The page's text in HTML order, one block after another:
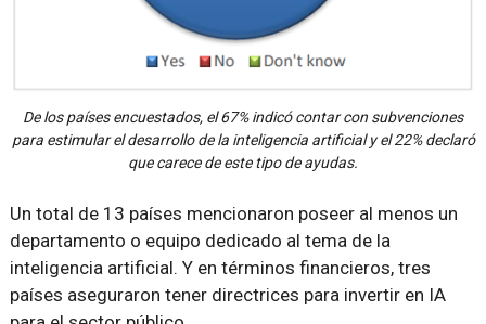
De los países encuestados, el 67% indicó contar con subvenciones
para estimular el desarrollo de la inteligencia artificial y el 22% declaró
que carece de este tipo de ayudas.
Un total de 13 países mencionaron poseer al menos un
departamento o equipo dedicado al tema de la
inteligencia artificial. Y en términos financieros, tres
países aseguraron tener directrices para invertir en IA